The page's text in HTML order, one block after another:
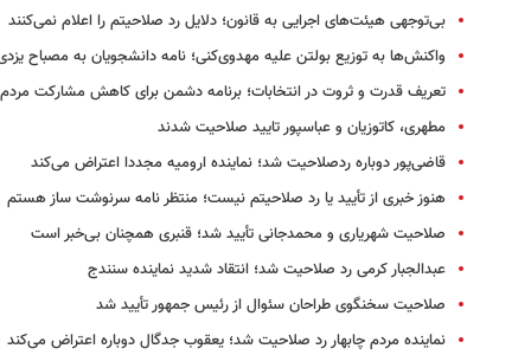
بی‌توجهی هیئت‌های اجرایی به قانون؛ دلایل رد صلاحیتم را اعلام نمی‌کنند
واکنش‌ها به توزیع بولتن علیه مهدوی‌کنی؛ نامه دانشجویان به مصباح
تعریف قدرت و ثروت در انتخابات؛ برنامه دشمن برای کاهش مشارکت مردم
مطهری، کاتوزیان و عباسپور تایید صلاحیت شدند
قاضی‌پور دوباره ردصلاحیت شد؛ نماینده ارومیه مجددا اعتراض می‌کند
هنوز خبری از تأیید یا رد صلاحیتم نیست؛ منتظر نامه سرنوشت ساز هستم
صلاحیت شهریاری و محمدجانی تأیید شد؛ قنبری همچنان بی‌خبر است
عبدالجبار کرمی رد صلاحیت شد؛ انتقاد شدید نماینده سنندج
صلاحیت سخنگوی طراحان سئوال از رئیس جمهور تأیید شد
نماینده مردم چابهار رد صلاحیت شد؛ یعقوب جدگال دوباره اعتراض می‌کند